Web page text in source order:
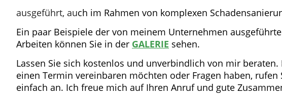
ausgeführt, auch im Rahmen von komplexen
Ein paar Beispiele der von meinem Unternehmen
Arbeiten können Sie in der GALERIE sehen.
Lassen Sie sich kostenlos und unverbindlich von mir beraten.
einen Termin vereinbaren möchten oder Fragen haben, rufen
einfach an. Ich freue mich auf Ihren Anruf und gute